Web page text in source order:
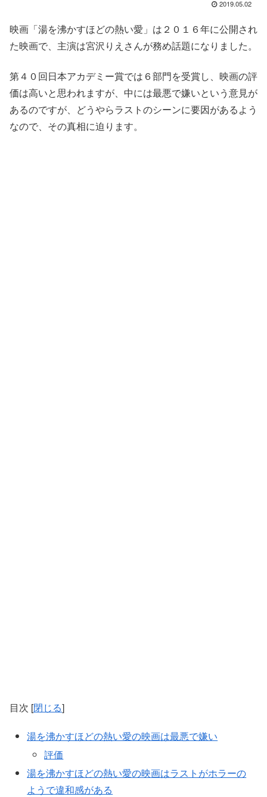
2019.05.02
映画 「湯を沸かすほどの熱い愛」 は２０１６年に公開され
た映画で、主演は宮沢りえ さんが務め話題になりました。
第４０回日本アカデミー賞では６部門を受賞し、映画の評
価は高いと思われますが、中には最悪で嫌いという意見が
あるのですが、どうやらラストのシーンに要因があるよう
なので、その真相に迫ります。
目次 [閉じる]
湯を沸かすほどの熱い愛の映画は最悪で嫌い
評価
湯を沸かすほどの熱い愛の映画はラストがホラーの
ようで違和感がある